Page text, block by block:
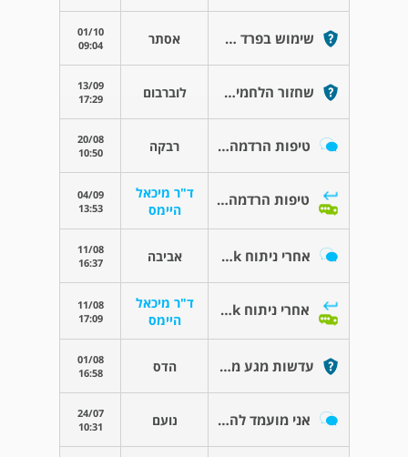
שימוש בפרד פורטה אסתר
01/10
09:04
שחזור הלחמית בניתוח הסרת כלי דם לוברבום
13/09
17:29
טיפות הרדמה נגד כאבים לאחר קרוסלינקינג רבקה
20/08
10:50
טיפות הרדמה נגד כאבים לאחר קרוסלינקינג
ד"ר מיכאל
היימס
04/09
13:53
אחרי ניתוח dmek אביבה
11/08
16:37
אחרי ניתוח dmek
ד"ר מיכאל
היימס
11/08
17:09
עדשות מגע מיני סקלרליות הדס
01/08
16:58
אני מועמד להשתלת קרנית נועם
24/07
10:31